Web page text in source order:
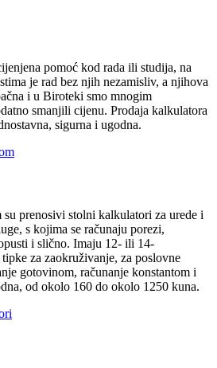
pomoć kod rada ili studija, na
je rad bez njih nezamisliv, a njihova
i u Biroteki smo mnogim
smanjili cijenu. Prodaja kalkulatora
sigurna i ugodna.
prenosivi stolni kalkulatori za urede i
s kojima se računaju porezi,
i slično. Imaju 12- ili 14-
za zaokruživanje, za poslovne
gotovinom, računanje konstantom i
od okolo 160 do okolo 1250 kuna.